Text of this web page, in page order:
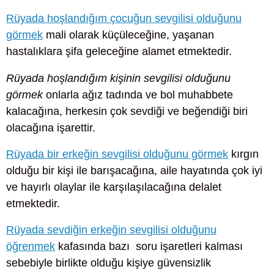
Rüyada hoşlandığım çocuğun sevgilisi olduğunu
görmek mali olarak küçüleceğine, yaşanan
hastalıklara şifa geleceğine alamet etmektedir.
Rüyada hoşlandığım kişinin sevgilisi olduğunu
görmekonlarla ağız tadında ve bol muhabbete
kalacağına, herkesin çok sevdiği ve beğendiği biri
olacağına işarettir.
Rüyada bir erkeğin sevgilisi olduğunu görmek kırgın
olduğu bir kişi ile barışacağına, aile hayatında çok iyi
ve hayırlı olaylar ile karşılaşılacağına delalet
etmektedir.
Rüyada sevdiğin erkeğin sevgilisi olduğunu
öğrenmek kafasında bazı soru işaretleri kalması
sebebiyle birlikte olduğu kişiye güvensizlik